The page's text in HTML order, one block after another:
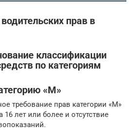
прав в
классификации
по категориям
«М»
требование прав категории «М»
16 лет или более и отсутствие